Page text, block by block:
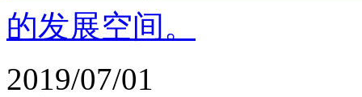
的发展空间。
2019/07/01